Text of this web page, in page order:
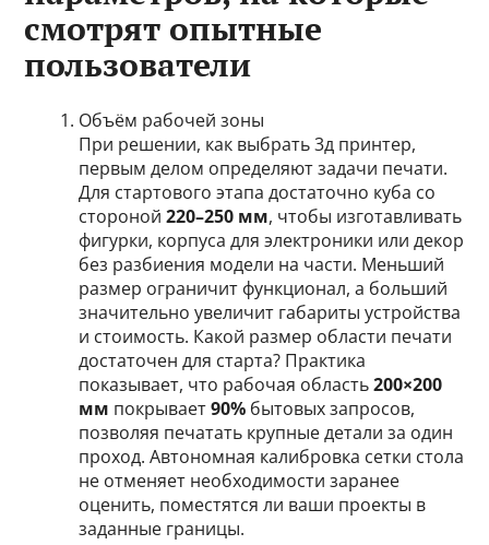
смотрят опытные
пользователи
Объём рабочей зоны
При решении, как выбрать 3д принтер,
первым делом определяют задачи печати.
Для стартового этапа достаточно куба со
стороной220–250 мм, чтобы изготавливать
фигурки, корпуса для электроники или декор
без разбиения модели на части. Меньший
размер ограничит функционал, а больший
значительно увеличит габариты устройства
и стоимость. Какой размер области печати
достаточен для старта? Практика
показывает, что рабочая область200×200
мм покрывает90% бытовых запросов,
позволяя печатать крупные детали за один
проход. Автономная калибровка сетки стола
не отменяет необходимости заранее
оценить, поместятся ли ваши проекты в
заданные границы.